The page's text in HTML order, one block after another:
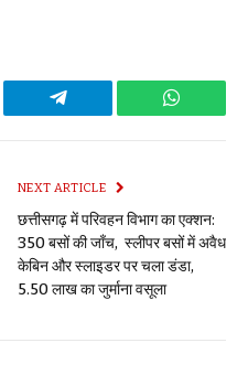
Telegram
NEXT ARTICLE
छत्तीसगढ़ में परिवहन विभाग का एक्शन:
350 बसों की जाँच, स्लीपर बसों में अवैध
केबिन और स्लाइडर पर चला डंडा,
5.50 लाख का जुर्माना वसूला